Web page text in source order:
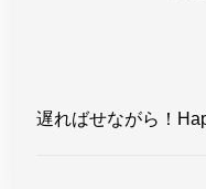
遅ればせながら！